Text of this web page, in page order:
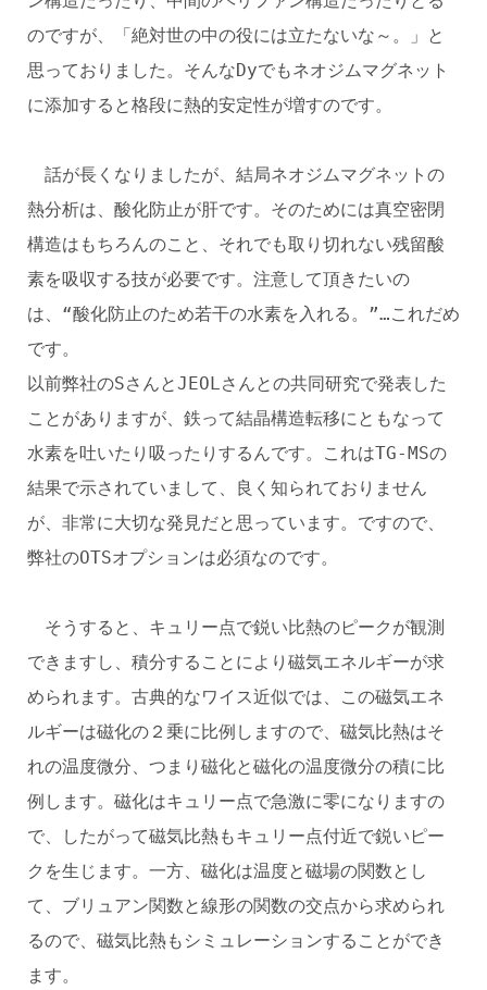
のですが、「絶対世の中の役には立たないな～。」と
思っておりました。そんなDyでもネオジムマグネット
に添加すると格段に熱的安定性が増すのです。
話が長くなりましたが、結局ネオジムマグネットの
熱分析は、酸化防止が肝です。そのためには真空密閉
構造はもちろんのこと、それでも取り切れない残留酸
素を吸収する技が必要です。注意して頂きたいの
は、“酸化防止のため若干の水素を入れる。”…これだめ
です。
以前弊社のSさんとJEOLさんとの共同研究で発表した
ことがありますが、鉄って結晶構造転移にともなって
水素を吐いたり吸ったりするんです。これはTG-MSの
結果で示されていまして、良く知られておりません
が、非常に大切な発見だと思っています。ですので、
弊社のOTSオプションは必須なのです。
そうすると、キュリー点で鋭い比熱のピークが観測
できますし、積分することにより磁気エネルギーが求
められます。古典的なワイス近似では、この磁気エネ
ルギーは磁化の２乗に比例しますので、磁気比熱はそ
れの温度微分、つまり磁化と磁化の温度微分の積に比
例します。磁化はキュリー点で急激に零になりますの
で、したがって磁気比熱もキュリー点付近で鋭いピー
クを生じます。一方、磁化は温度と磁場の関数とし
て、ブリュアン関数と線形の関数の交点から求められ
るので、磁気比熱もシミュレーションすることができ
ます。